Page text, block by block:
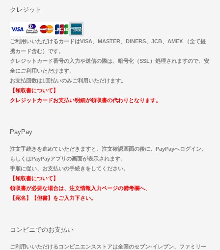
クレジット
ご利用いいただけるカードはVISA、MASTER、DINERS、JCB、AMEX （全て提
携カード含む）です。
クレジットカード番号の入力や送信の際は、暗号化（SSL）処理されますので、安
全にご利用いただけます。
お支払回数は1回払いのみご利用いただけます。
【領収書について】
クレジットカードお支払い明細が領収書の代わりとなります。
PayPay
注文手続きを進めていただきますと、注文確認画面の後に、PayPayへログイン、
もしくはPayPayアプリの画面が表示されます。
手順に従い、お支払いの手続きをしてください。
【領収書について】
領収書が必要な場合は、注文情報入力ページの備考欄へ、
【宛名】【但書】をご入力下さい。
コンビニでのお支払い
ご利用いいただけるコンビニエンスストアは全国のセブン-イレブン、ファミリー